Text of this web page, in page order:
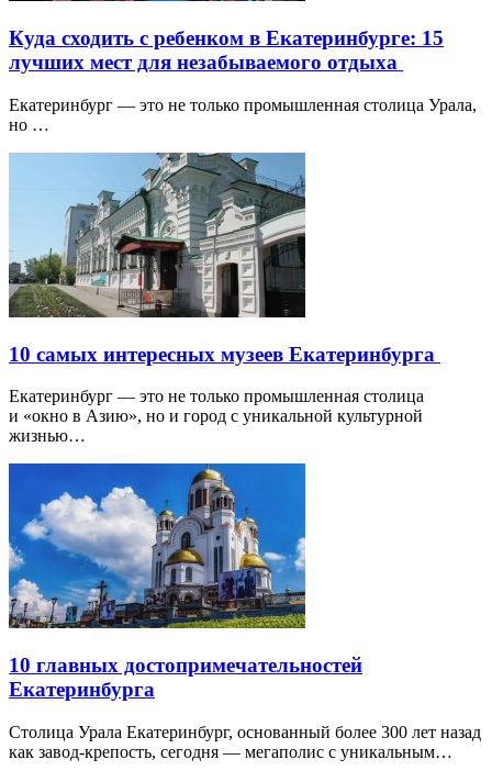
Куда сходить с ребенком в Екатеринбурге: 15
лучших мест для незабываемого отдыха
Екатеринбург — это не только промышленная столица Урала,
но …
10 самых интересных музеев Екатеринбурга
Екатеринбург — это не только промышленная столица
и «окно в Азию», но и город с уникальной культурной
жизнью…
10 главных достопримечательностей
Екатеринбурга
Столица Урала Екатеринбург, основанный более 300 лет назад
как завод-крепость, сегодня — мегаполис с уникальным…